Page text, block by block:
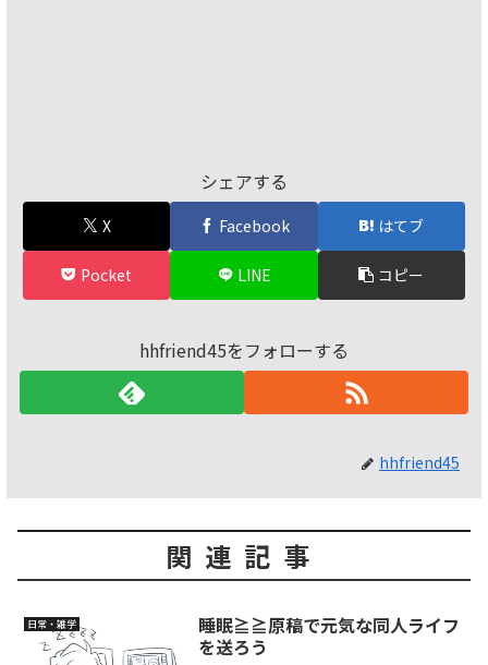
シェアする
X Facebook はてブ
Pocket LINE コピー
hhfriend45をフォローする
hhfriend45
関連記事
日常・雑学
睡眠≧≧原稿で元気な同人ライフ
を送ろう